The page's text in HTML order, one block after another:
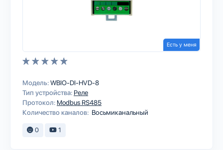
Есть у меня
Модель:WBIO-DI-HVD-8
Тип устройства: Реле
Протокол: Modbus RS485
Количество каналов: Восьмиканальный
0 1